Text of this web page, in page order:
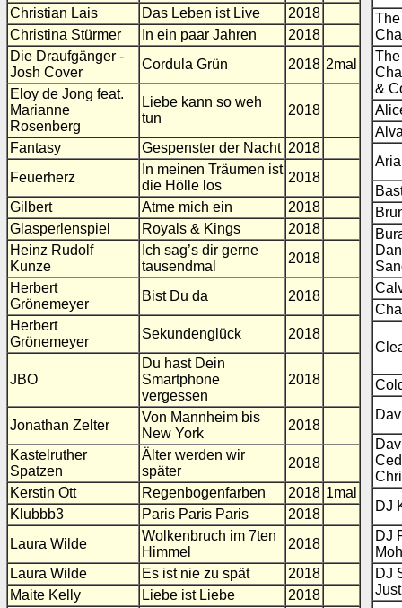
Christian Lais
Das Leben ist Live
2018
Christina Stürmer
In ein paar Jahren
2018
Die Draufgänger -
Josh Cover
Cordula Grün 2018 2mal
Eloy de Jong feat.
Marianne
Rosenberg
Liebe kann so weh
tun
2018
Fantasy Gespenster der Nacht 2018
Feuerherz
In meinen Träumen ist
die Hölle los
2018
Gilbert
Atme mich ein
2018
Glasperlenspiel
Royals & Kings
2018
Heinz Rudolf
Kunze
Ich sag’s dir gerne
tausendmal
2018
Herbert
Grönemeyer
Bist Du da
2018
Herbert
Grönemeyer
Sekundenglück 2018
JBO
Du hast Dein
Smartphone
vergessen
2018
Jonathan Zelter
Von Mannheim bis
New York
2018
Kastelruther
Spatzen
Älter werden wir
später
2018
Kerstin Ott
Regenbogenfarben 2018 1mal
Klubbb3
Paris Paris Paris
2018
Laura Wilde
Wolkenbruch im 7ten
Himmel
2018
Laura Wilde
Es ist nie zu spät
2018
Maite Kelly
Liebe ist Liebe
2018
The
The
&
DJ
DJ
DJ